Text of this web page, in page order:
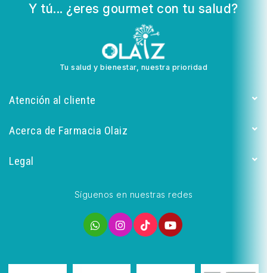
Y tú... ¿eres gourmet con tu salud?
Tu salud y bienestar, nuestra prioridad
Atención al cliente
Acerca de Farmacia Olaiz
Legal
Síguenos en nuestras redes